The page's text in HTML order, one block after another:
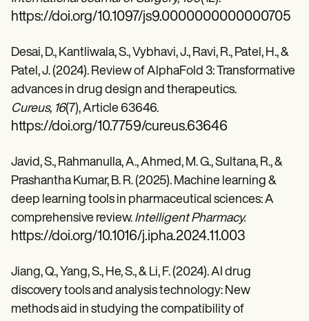
https://doi.org/10.1097/js9.0000000000000705
Desai, D., Kantliwala, S., Vybhavi, J., Ravi, R., Patel, H., &
Patel, J. (2024). Review of AlphaFold 3: Transformative
advances in drug design and therapeutics.
Cureus, 16(7), Article 63646.
https://doi.org/10.7759/cureus.63646
Javid, S., Rahmanulla, A., Ahmed, M. G., Sultana, R., &
Prashantha Kumar, B. R. (2025). Machine learning &
deep learning tools in pharmaceutical sciences: A
comprehensive review. Intelligent Pharmacy.
https://doi.org/10.1016/j.ipha.2024.11.003
Jiang, Q., Yang, S., He, S., & Li, F. (2024). AI drug
discovery tools and analysis technology: New
methods aid in studying the compatibility of